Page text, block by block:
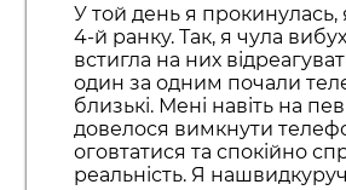
У той день я прокинулась,
4-й ранку. Так, я чула
встигла на них
один за одним почали
близькі. Мені навіть на
довелося вимкнути
оговтатися та спокійно
реальність. Я